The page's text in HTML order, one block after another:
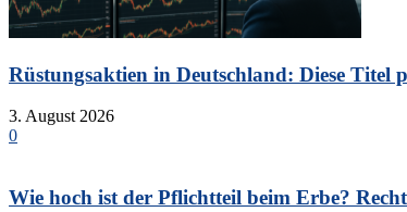
Rüstungsaktien in Deutschland: Diese Titel
3. August 2026
0
Wie hoch ist der Pflichtteil beim Erbe?